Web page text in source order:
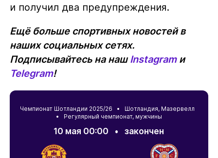
и получил два предупреждения.
Ещё больше спортивных новостей в
наших социальных сетях.
Подписывайтесь на нашInstagramи
Telegram!
Чемпионат Шотландии 2025/26 • Шотландия, Мазервелл
• Регулярный чемпионат, мужчины
10 мая 00:00 •закончен